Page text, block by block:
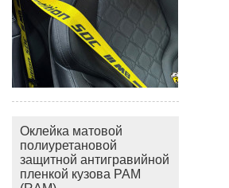
Оклейка матовой
полиуретановой
защитной антигравийной
пленкой кузова РАМ